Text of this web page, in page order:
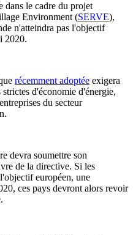
dans le cadre du projet
Environment (SERVE),
n'atteindra pas l'objectif
2020.
récemment adoptée exigera
d'économie d'énergie,
du secteur
devra soumettre son
de la directive. Si les
européen, une
ces pays devront alors revoir